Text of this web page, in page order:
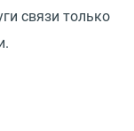
связи только